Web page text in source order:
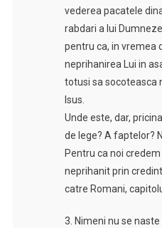
vederea pacatele
rabdari a lui
pentru ca, in vremea
neprihanirea Lui in
totusi sa socoteasca
Isus.
Unde este, dar,
de lege? A faptelor?
Pentru ca noi
neprihanit prin
catre Romani,
3. Nimeni nu se